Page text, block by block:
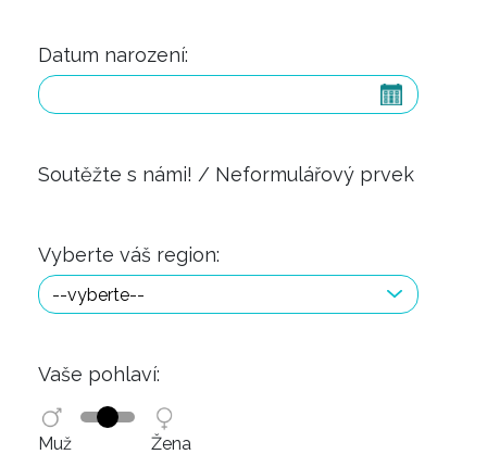
Datum narození:
Soutěžte s námi! / Neformulářový prvek
Vyberte váš region:
Vaše pohlaví:
Muž Žena